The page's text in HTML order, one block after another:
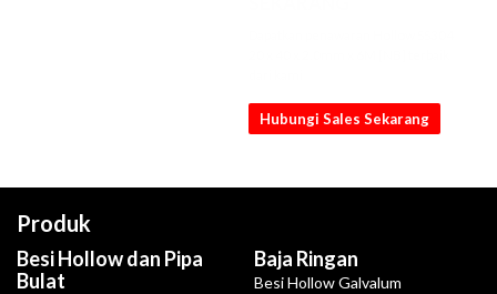
Hubungi Sales Sekarang
Produk
Besi Hollow dan Pipa
Bulat
Baja Ringan
Besi Hollow Galvalum